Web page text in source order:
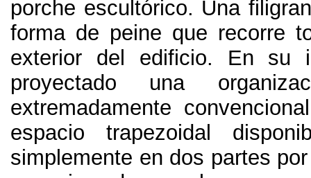
porche escultórico. Una
forma de peine que recorre
exterior del edificio. En su
proyectado una
extremadamente
espacio trapezoidal
simplemente en dos partes